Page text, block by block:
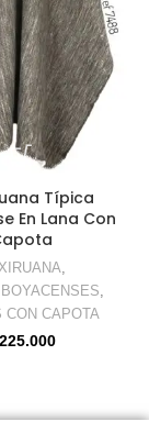
Típica
En Lana Con
,
,
CON CAPOTA
225.000